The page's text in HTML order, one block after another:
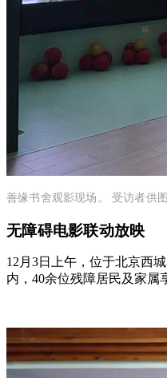
善缘书舍观影现场。 受访者供图
无障碍电影联动放映
12月3日上午，位于北京西
内，40余位残障居民及家属